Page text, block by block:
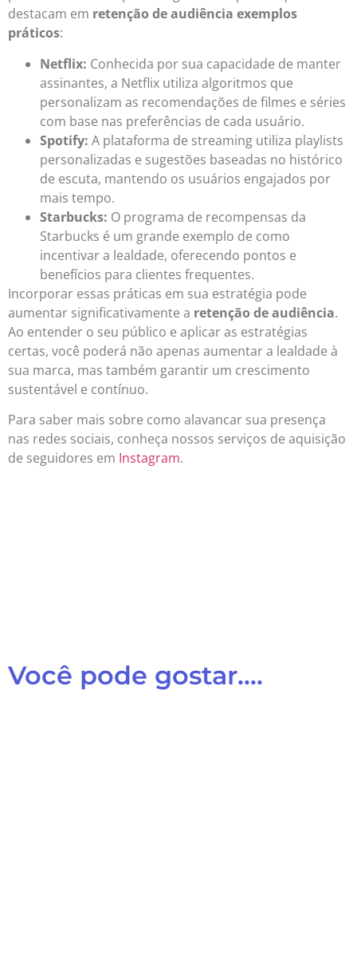
destacam em retenção de audiência exemplos
práticos:
Netflix: Conhecida por sua capacidade de manter
assinantes, a Netflix utiliza algoritmos que
personalizam as recomendações de filmes e séries
com base nas preferências de cada usuário.
Spotify: A plataforma de streaming utiliza playlists
personalizadas e sugestões baseadas no histórico
de escuta, mantendo os usuários engajados por
mais tempo.
Starbucks: O programa de recompensas da
Starbucks é um grande exemplo de como
incentivar a lealdade, oferecendo pontos e
benefícios para clientes frequentes.
Incorporar essas práticas em sua estratégia pode
aumentar significativamente a retenção de audiência.
Ao entender o seu público e aplicar as estratégias
certas, você poderá não apenas aumentar a lealdade à
sua marca, mas também garantir um crescimento
sustentável e contínuo.
Para saber mais sobre como alavancar sua presença
nas redes sociais, conheça nossos serviços de aquisição
de seguidores em Instagram.
Você pode gostar....